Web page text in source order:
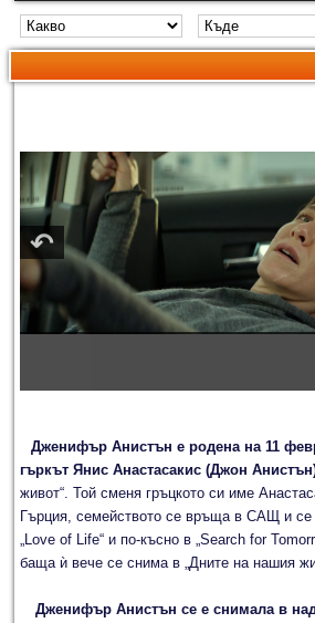
Дженифър Анистън е родена на 11
гъркът Янис Анастасакис (Джон
живот“. Той сменя гръцкото си име
Гърция, семейството се връща в САЩ и
„Love of Life“ и по-късно в „Search for
баща ѝ вече се снима в „Дните на нашия
Дженифър Анистън се е снимала в